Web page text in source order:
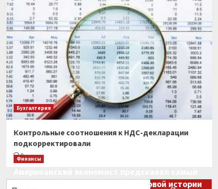
Бухгалтерия
Контрольные соотношения к НДС-декларации
подкорректировали
0
Финансы
большой финансовый крах в мировой истории